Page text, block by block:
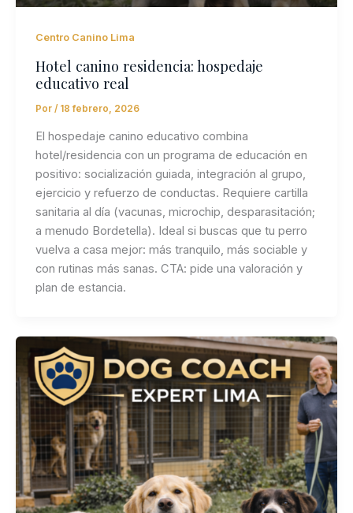
Centro Canino Lima
Hotel canino residencia: hospedaje
educativo real
Por / 18 febrero, 2026
El hospedaje canino educativo combina
hotel/residencia con un programa de educación en
positivo: socialización guiada, integración al grupo,
ejercicio y refuerzo de conductas. Requiere cartilla
sanitaria al día (vacunas, microchip, desparasitación;
a menudo Bordetella). Ideal si buscas que tu perro
vuelva a casa mejor: más tranquilo, más sociable y
con rutinas más sanas. CTA: pide una valoración y
plan de estancia.